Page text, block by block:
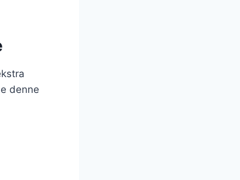
denne